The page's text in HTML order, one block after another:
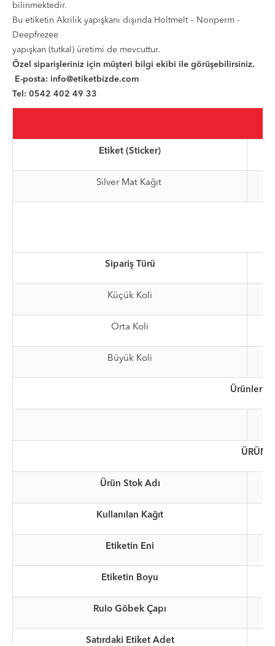
bilinmektedir.
Bu etiketin Akrilik yapışkanı dışında Holtmelt – Nonperm -
Deepfrezee
yapışkan (tutkal) üretimi de mevcuttur.
Özel siparişleriniz için müşteri bilgi ekibi ile görüşebilirsiniz.
E-posta: info@etiketbizde.com
Tel: 0542 402 49 33
Etiket (Sticker)
Silver Mat Kağıt
Sipariş Türü
Küçük Koli
Orta Koli
Büyük Koli
ÜRÜN
Ürün Stok Adı
Kullanılan Kağıt
Etiketin Eni
Etiketin Boyu
Rulo Göbek Çapı
Satırdaki Etiket Adet